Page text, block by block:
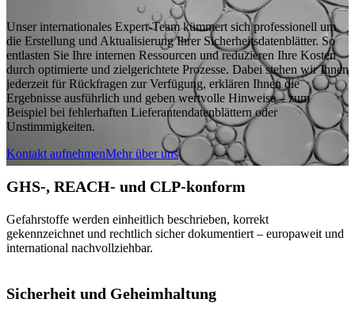
Unser internationales Expert-Team kümmert sich professionell um
die Erstellung und Aktualisierung Ihrer Sicherheitsdatenblätter. So
entlasten Sie Ihre internen Ressourcen und reduzieren Ihre Kosten
durch optimierte und zielgerichtete Prozesse. Dabei stehen wir Ihnen
jederzeit für Rückfragen zur Verfügung, erklären Ihnen die
Ergebnisse ausführlich und geben wertvolle Hinweise – zum
Beispiel bei fehlerhaften Lieferantendatenblättern oder
Unstimmigkeiten.
Kontakt aufnehmenMehr über uns
GHS-, REACH- und CLP-konform
Gefahrstoffe werden einheitlich beschrieben, korrekt
gekennzeichnet und rechtlich sicher dokumentiert – europaweit und
international nachvollziehbar.
Sicherheit und Geheimhaltung